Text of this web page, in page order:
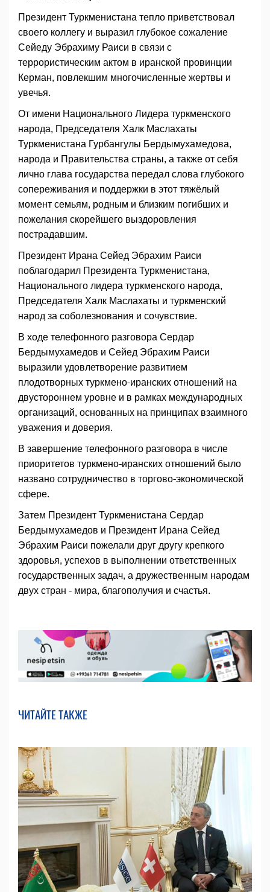
Президент Туркменистана тепло приветствовал
своего коллегу и выразил глубокое сожаление
Сейеду Эбрахиму Раиси в связи с
террористическим актом в иранской провинции
Керман, повлекшим многочисленные жертвы и
увечья.
От имени Национального Лидера туркменского
народа, Председателя Халк Маслахаты
Туркменистана Гурбангулы Бердымухамедова,
народа и Правительства страны, а также от себя
лично глава государства передал слова глубокого
сопереживания и поддержки в этот тяжёлый
момент семьям, родным и близким погибших и
пожелания скорейшего выздоровления
пострадавшим.
Президент Ирана Сейед Эбрахим Раиси
поблагодарил Президента Туркменистана,
Национального лидера туркменского народа,
Председателя Халк Маслахаты и туркменский
народ за соболезнования и сочувствие.
В ходе телефонного разговора Сердар
Бердымухамедов и Сейед Эбрахим Раиси
выразили удовлетворение развитием
плодотворных туркмено-иранских отношений на
двустороннем уровне и в рамках международных
организаций, основанных на принципах взаимного
уважения и доверия.
В завершение телефонного разговора в числе
приоритетов туркмено-иранских отношений было
названо сотрудничество в торгово-экономической
сфере.
Затем Президент Туркменистана Сердар
Бердымухамедов и Президент Ирана Сейед
Эбрахим Раиси пожелали друг другу крепкого
здоровья, успехов в выполнении ответственных
государственных задач, а дружественным народам
двух стран - мира, благополучия и счастья.
ЧИТАЙТЕ ТАКЖЕ